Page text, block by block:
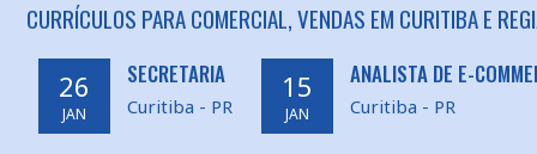
CURRÍCULOS PARA COMERCIAL, VENDAS EM CURITIBA E
26
JAN
SECRETARIA
Curitiba - PR
15
JAN
ANALISTA DE E-
Curitiba - PR